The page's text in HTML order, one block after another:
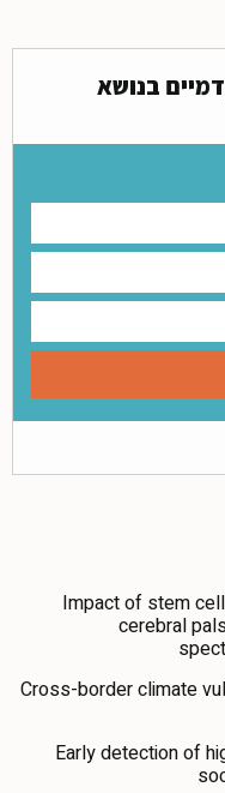
בנושא
Impact of stem
cerebral
Cross-border climate
Early detection of